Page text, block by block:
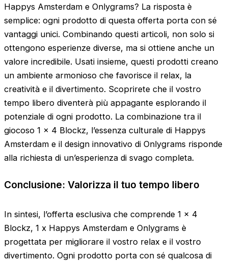
Happys Amsterdam e Onlygrams? La risposta è
semplice: ogni prodotto di questa offerta porta con sé
vantaggi unici. Combinando questi articoli, non solo si
ottengono esperienze diverse, ma si ottiene anche un
valore incredibile. Usati insieme, questi prodotti creano
un ambiente armonioso che favorisce il relax, la
creatività e il divertimento. Scoprirete che il vostro
tempo libero diventerà più appagante esplorando il
potenziale di ogni prodotto. La combinazione tra il
giocoso 1 x 4 Blockz, l’essenza culturale di Happys
Amsterdam e il design innovativo di Onlygrams risponde
alla richiesta di un’esperienza di svago completa.
Conclusione: Valorizza il tuo tempo libero
In sintesi, l’offerta esclusiva che comprende 1 x 4
Blockz, 1 x Happys Amsterdam e Onlygrams è
progettata per migliorare il vostro relax e il vostro
divertimento. Ogni prodotto porta con sé qualcosa di